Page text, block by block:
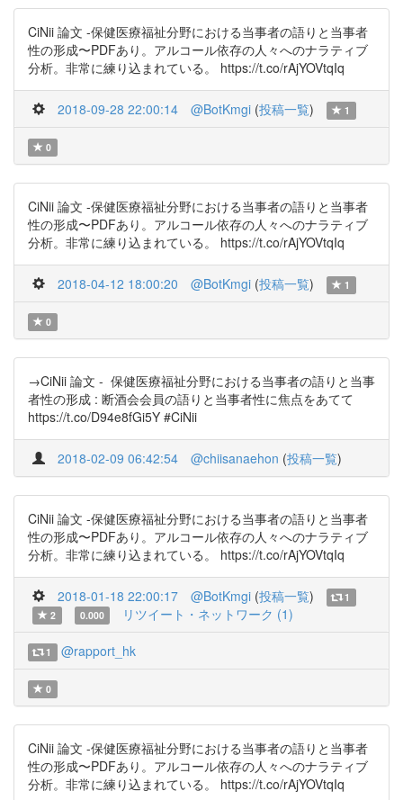
CiNii 論文 -保健医療福祉分野における当事者の語りと当事者
性の形成〜PDFあり。アルコール依存の人々へのナラティブ
分析。非常に練り込まれている。 https://t.co/rAjYOVtqIq
2018-09-28 22:00:14 @BotKmgi (投稿一覧) 1
0
CiNii 論文 -保健医療福祉分野における当事者の語りと当事者
性の形成〜PDFあり。アルコール依存の人々へのナラティブ
分析。非常に練り込まれている。 https://t.co/rAjYOVtqIq
2018-04-12 18:00:20 @BotKmgi (投稿一覧) 1
0
→CiNii 論文 - 保健医療福祉分野における当事者の語りと当事
者性の形成 : 断酒会会員の語りと当事者性に焦点をあてて
https://t.co/D94e8fGi5Y #CiNii
2018-02-09 06:42:54 @chiisanaehon (投稿一覧)
CiNii 論文 -保健医療福祉分野における当事者の語りと当事者
性の形成〜PDFあり。アルコール依存の人々へのナラティブ
分析。非常に練り込まれている。 https://t.co/rAjYOVtqIq
2018-01-18 22:00:17 @BotKmgi (投稿一覧)
1
2
0.000 リツイート・ネットワーク (1)
1 @rapport_hk
0
CiNii 論文 -保健医療福祉分野における当事者の語りと当事者
性の形成〜PDFあり。アルコール依存の人々へのナラティブ
分析。非常に練り込まれている。 https://t.co/rAjYOVtqIq